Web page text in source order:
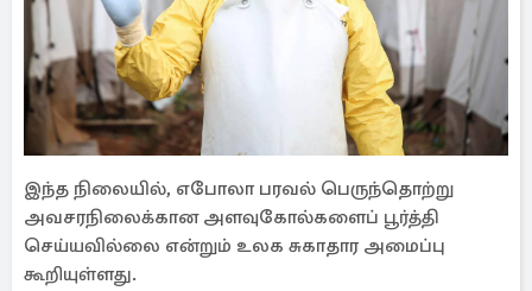
இந்த நிலையில், எபோலா பரவல் பெருந்தொற்று
அவசரநிலைக்கான அளவுகோல்களைப் பூர்த்தி
செய்யவில்லை என்றும் உலக சுகாதார அமைப்பு
கூறியுள்ளது.